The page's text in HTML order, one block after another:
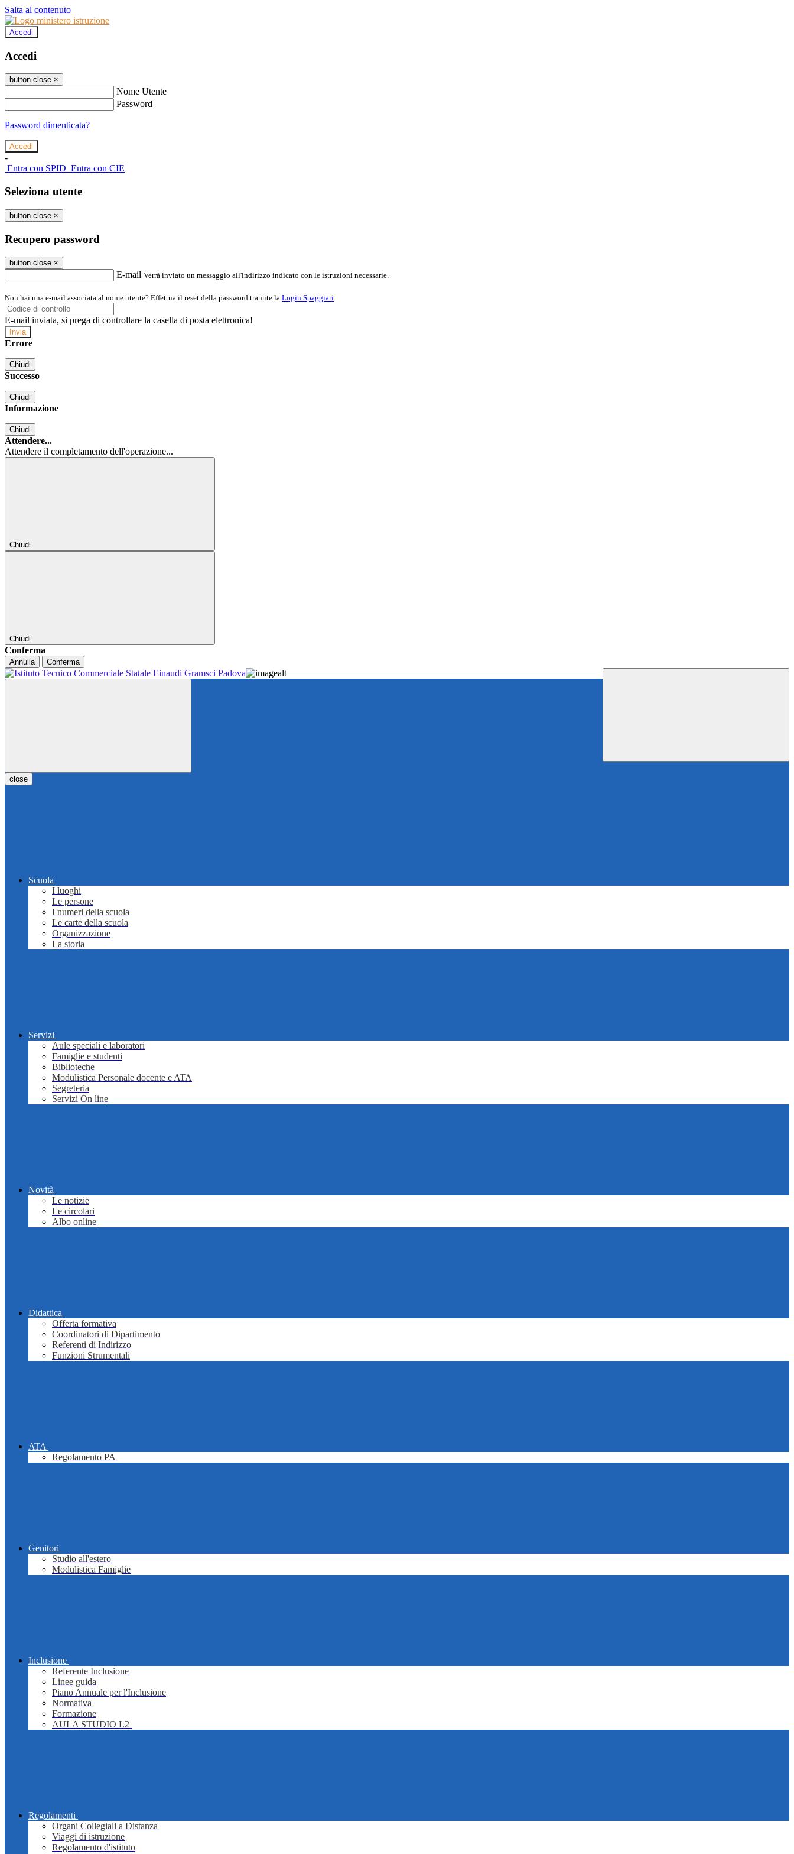
Salta al contenuto
Accedi
Accedi
button close ×
Nome Utente
Password
Password dimenticata?
-
Entra con SPID Entra con CIE
Seleziona utente
button close ×
Recupero password
button close ×
E-mail Verrà inviato un messaggio all'indirizzo indicato con le istruzioni necessarie.
Non hai una e-mail associata al nome utente? Effettua il reset della password tramite la Login Spaggiari
E-mail inviata, si prega di controllare la casella di posta elettronica!
Errore
Chiudi
Successo
Chiudi
Informazione
Chiudi
Attendere...
Attendere il completamento dell'operazione...
Chiudi
Chiudi
Conferma
Annulla Conferma
close
Scuola
I luoghi
Le persone
I numeri della scuola
Le carte della scuola
Organizzazione
La storia
Servizi
Aule speciali e laboratori
Famiglie e studenti
Biblioteche
Modulistica Personale docente e ATA
Segreteria
Servizi On line
Novità
Le notizie
Le circolari
Albo online
Didattica
Offerta formativa
Coordinatori di Dipartimento
Referenti di Indirizzo
Funzioni Strumentali
ATA
Regolamento PA
Genitori
Studio all'estero
Modulistica Famiglie
Inclusione
Referente Inclusione
Linee guida
Piano Annuale per l'Inclusione
Normativa
Formazione
AULA STUDIO L2
Regolamenti
Organi Collegiali a Distanza
Viaggi di istruzione
Regolamento d'istituto